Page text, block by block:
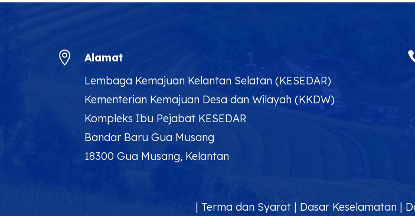

Alamat
Lembaga Kemajuan Kelantan Selatan (KESEDAR)
Kementerian Kemajuan Desa dan Wilayah (KKDW)
Kompleks Ibu Pejabat KESEDAR
Bandar Baru Gua Musang
18300 Gua Musang, Kelantan
| Terma dan Syarat| Dasar Keselamatan|